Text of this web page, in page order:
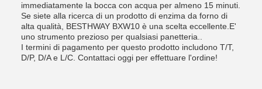
immediatamente la bocca con acqua per almeno 15 minuti.
Se siete alla ricerca di un prodotto di enzima da forno di
alta qualità, BESTHWAY BXW10 è una scelta eccellente.E'
uno strumento prezioso per qualsiasi panetteria..
I termini di pagamento per questo prodotto includono T/T,
D/P, D/A e L/C. Contattaci oggi per effettuare l'ordine!